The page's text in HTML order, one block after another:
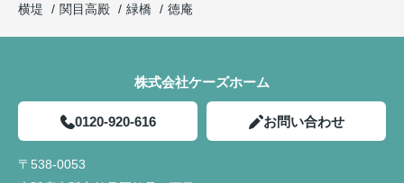
横堤
関目高殿 緑橋 徳庵
株式会社ケーズホーム
0120-920-616 お問い合わせ
〒538-0053